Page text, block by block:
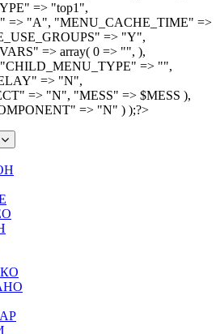
=> "top1",
=> "A", "MENU_CACHE_TIME" =>
=> "Y",
=> array( 0 => "", ),
=> "",
=> "N",
=> "N", "MESS" => $MESS ),
=> "N" ) );?>